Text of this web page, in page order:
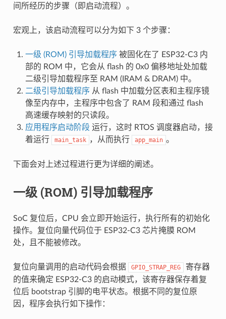
间所经历的步骤（即启动流程）。
宏观上，该启动流程可以分为如下 3 个步骤：
一级 (ROM) 引导加载程序 被固化在了 ESP32-C3 内
部的 ROM 中，它会从 flash 的 0x0 偏移地址处加载
二级引导加载程序至 RAM (IRAM & DRAM) 中。
二级引导加载程序 从 flash 中加载分区表和主程序镜
像至内存中，主程序中包含了 RAM 段和通过 flash
高速缓存映射的只读段。
应用程序启动阶段运行，这时 RTOS 调度器启动，接
着运行
main_task ，从而执行 app_main 。
下面会对上述过程进行更为详细的阐述。
一级 (ROM) 引导加载程序
SoC 复位后，CPU 会立即开始运行，执行所有的初始化
操作。复位向量代码位于 ESP32-C3 芯片掩膜 ROM
处，且不能被修改。
复位向量调用的启动代码会根据 GPIO_STRAP_REG
寄存器
的值来确定 ESP32-C3 的启动模式，该寄存器保存着复
位后 bootstrap 引脚的电平状态。根据不同的复位原
因，程序会执行如下操作：